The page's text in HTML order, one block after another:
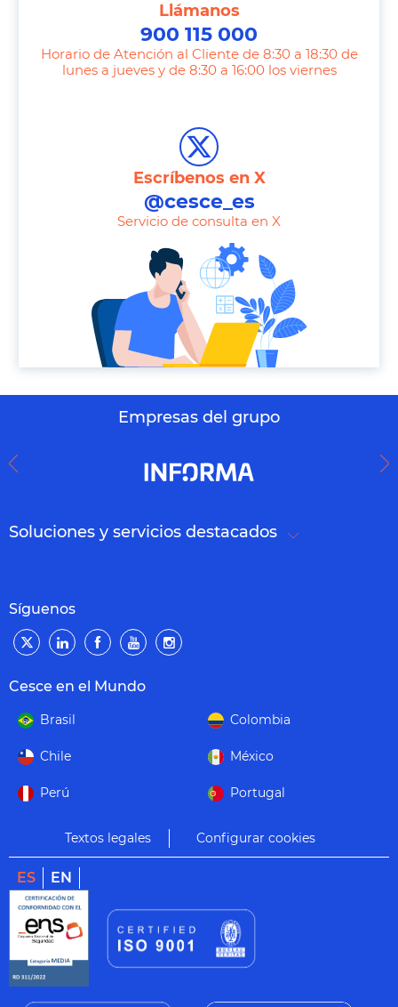
Llámanos
900 115 000
Horario de Atención al Cliente de 8:30 a 18:30 de
lunes a jueves y de 8:30 a 16:00 los viernes
Escríbenos en X
@cesce_es
Servicio de consulta en X
Empresas del grupo
Soluciones y servicios destacados
Síguenos
Cesce en el Mundo
Brasil Colombia
Chile México
Perú Portugal
Textos legales Configurar cookies
ES EN